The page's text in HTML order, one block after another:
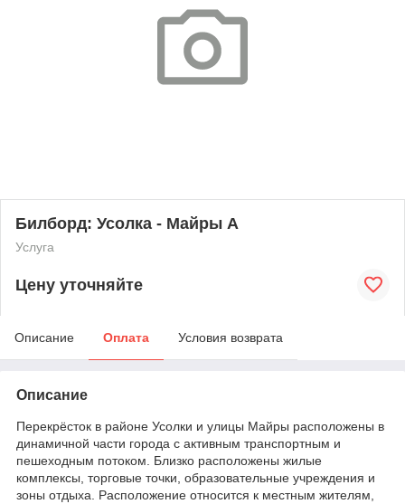
Билборд: Усолка - Майры А
Услуга
Цену уточняйте
Описание Оплата Условия возврата
Описание
Перекрёсток в районе Усолки и улицы Майры расположены в
динамичной части города с активным транспортным и
пешеходным потоком. Близко расположены жилые
комплексы, торговые точки, образовательные учреждения и
зоны отдыха. Расположение относится к местным жителям,